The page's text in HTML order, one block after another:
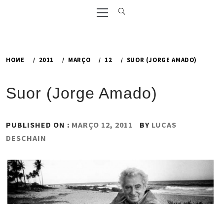
Primary
Menu
HOME 2011 MARÇO 12 SUOR (JORGE AMADO)
Suor (Jorge Amado)
PUBLISHED ON : MARÇO 12, 2011 BY LUCAS
DESCHAIN